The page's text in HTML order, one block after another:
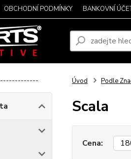
OBCHODNÍ PODMÍNKY BANKOVNÍ
Úvod Podle
Scala
Cena: